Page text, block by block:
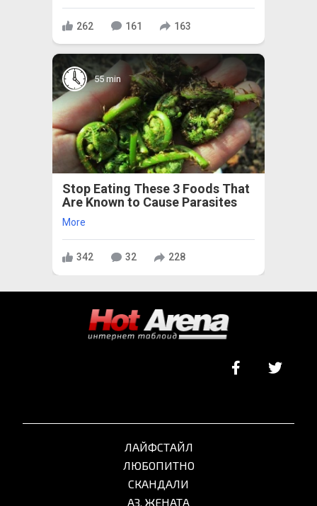
262 161 163
55 min
Stop Eating These 3 Foods That
Are Known to Cause Parasites
More
342 32 228
ЛАЙФСТАЙЛ
ЛЮБОПИТНО
СКАНДАЛИ
АЗ, ЖЕНАТА